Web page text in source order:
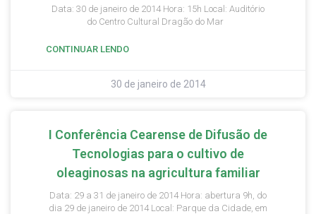
municipal e técnico), onde terão a chance de aprofundar
seus conhecimentos acerca de Temas como
instâncias de defesa e de garantias de direitos sociais,
Data: 30 de janeiro de 2014 Hora: 15h Local: Auditório
do Centro Cultural Dragão do Mar
CONTINUAR LENDO
30 de janeiro de 2014
I Conferência Cearense de Difusão de
Tecnologias para o cultivo de
oleaginosas na agricultura familiar
Data: 29 a 31 de janeiro de 2014 Hora: abertura 9h, do
dia 29 de janeiro de 2014 Local: Parque da Cidade, em